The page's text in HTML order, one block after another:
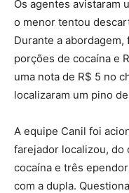
Os agentes avistaram
o menor tentou
Durante a
porções de cocaína e
uma nota de R$ 5 no
localizaram um pino
A equipe Canil foi
farejador localizou, do
cocaína e três
com a dupla.